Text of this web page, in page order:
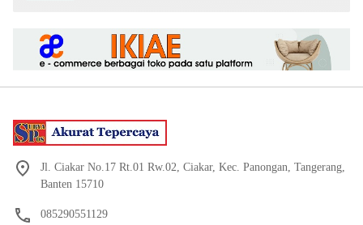
Jl. Ciakar No.17 Rt.01 Rw.02, Ciakar, Kec. Panongan, Tangerang,
Banten 15710
085290551129